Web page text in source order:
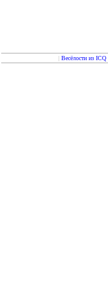
Весёлости из ICQ|